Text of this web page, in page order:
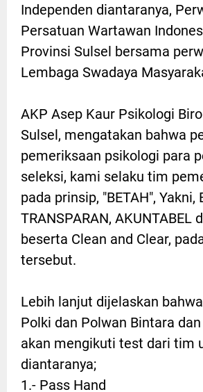
Independen diantaranya,
Persatuan Wartawan
Provinsi Sulsel bersama
Lembaga Swadaya
AKP Asep Kaur Psikologi
Sulsel, mengatakan bahwa
pemeriksaan psikologi para
seleksi, kami selaku tim
pada prinsip, "BETAH", Yakni,
TRANSPARAN, AKUNTABEL
beserta Clean and Clear,
tersebut.
Lebih lanjut dijelaskan
Polki dan Polwan Bintara
akan mengikuti test dari tim
diantaranya;
1.- Pass Hand